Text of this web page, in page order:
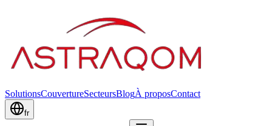
SolutionsCouvertureSecteursBlogÀ proposContact
fr